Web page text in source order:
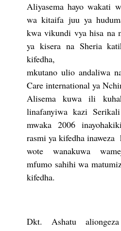
Aliyasema hayo wakati
wa kitaifa juu ya
kwa vikundi vya hisa na
ya kisera na Sheria
kifedha,
mkutano ulio andaliwa
Care international ya
Alisema kuwa ili
linafanyiwa kazi
mwaka 2006
rasmi ya kifedha inaweza
wote wanakuwa
mfumo sahihi wa
kifedha.
Dkt. Ashatu